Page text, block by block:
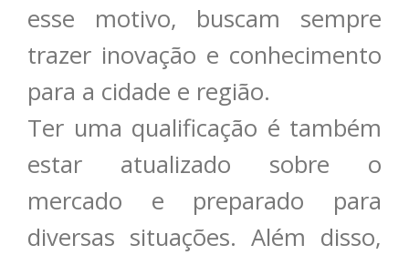
esse motivo, buscam sempre
trazer inovação e conhecimento
para a cidade e região.
Ter uma qualificação é também
estar atualizado sobre o
mercado e preparado para
diversas situações. Além disso,